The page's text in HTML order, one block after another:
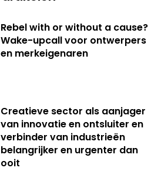
Rebel with or without a cause?
Wake-upcall voor ontwerpers
en merkeigenaren
Creatieve sector als aanjager
van innovatie en ontsluiter en
verbinder van industrieën
belangrijker en urgenter dan
ooit